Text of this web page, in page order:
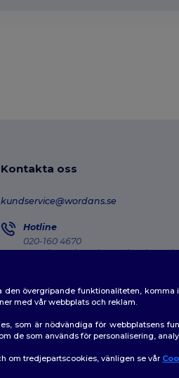
Kontakta oss
kundservice@wordans.se
Hotline
020-160 4670
Monday - Thursday : 10h-13h &
övergripande funktionaliteten,
med vår webbplats och reklam.
som är nödvändiga för webbplatsens
de som används för personalisering,
om tredjepartscookies, vänligen se vår